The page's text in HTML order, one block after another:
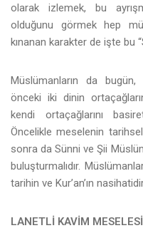
olarak izlemek, bu
olduğunu görmek hep
kınanan karakter de işte bu
Müslümanların da
önceki iki dinin
kendi ortaçağlarını
Öncelikle meselenin
sonra da Sünni ve Şii
buluşturmalıdır.
tarihin ve Kur’an’ın
LANETLİ KAVİM MESELESİ